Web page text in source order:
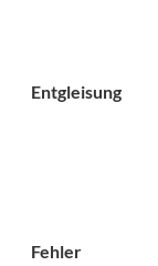
Entgleisung
Fehler